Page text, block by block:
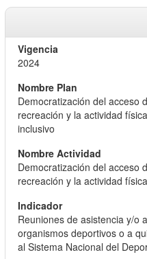
2024
Democratización del acceso
recreación y la actividad
inclusivo
Democratización del acceso
recreación y la actividad
Reuniones de asistencia y/o
organismos deportivos o a
al Sistema Nacional del